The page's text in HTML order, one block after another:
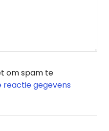
om spam te
reactie gegevens